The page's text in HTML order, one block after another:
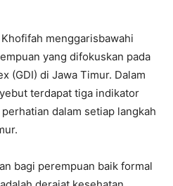
menggarisbawahi
yang difokuskan pada
(GDI) di Jawa Timur. Dalam
terdapat tiga indikator
dalam setiap langkah
bagi perempuan baik formal